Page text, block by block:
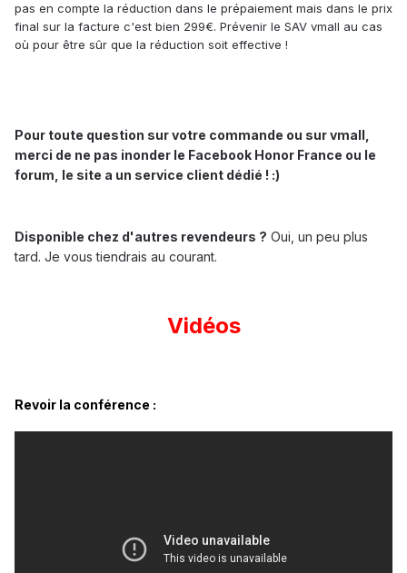
pas en compte la réduction dans le prépaiement mais dans le prix
final sur la facture c'est bien 299€. Prévenir le SAV vmall au cas
où pour être sûr que la réduction soit effective !
Pour toute question sur votre commande ou sur vmall,
merci de ne pas inonder le Facebook Honor France ou le
forum, le site a un service client dédié ! :)
Disponible chez d'autres revendeurs ? Oui, un peu plus
tard. Je vous tiendrais au courant.
Vidéos
Revoir la conférence :